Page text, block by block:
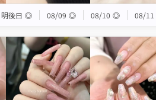
明後日 ◎ 08/09 ◎ 08/10 ◎ 08/11